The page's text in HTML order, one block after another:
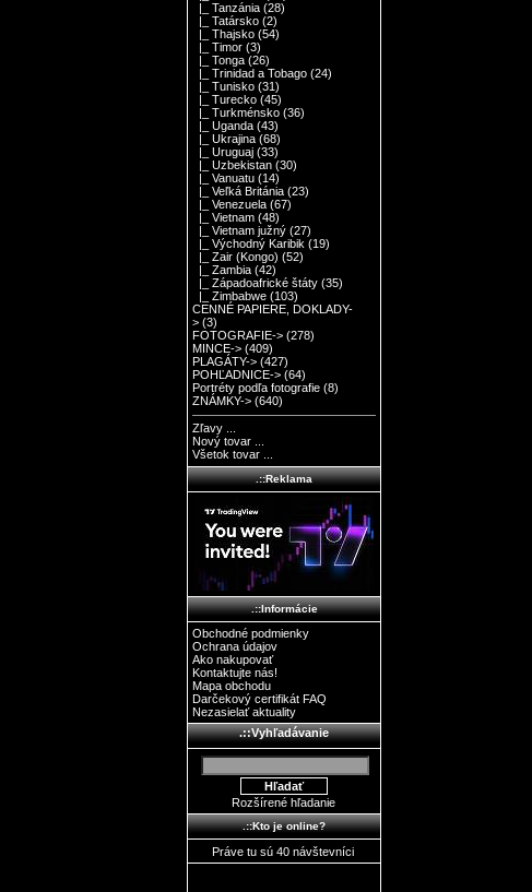
|_ Tanzánia (28)
|_ Tatársko (2)
|_ Thajsko (54)
|_ Timor (3)
|_ Tonga (26)
|_ Trinidad a Tobago (24)
|_ Tunisko (31)
|_ Turecko (45)
|_ Turkménsko (36)
|_ Uganda (43)
|_ Ukrajina (68)
|_ Uruguaj (33)
|_ Uzbekistan (30)
|_ Vanuatu (14)
|_ Veľká Británia (23)
|_ Venezuela (67)
|_ Vietnam (48)
|_ Vietnam južný (27)
|_ Východný Karibik (19)
|_ Zair (Kongo) (52)
|_ Zambia (42)
|_ Západoafrické štáty (35)
|_ Zimbabwe (103)
CENNÉ PAPIERE, DOKLADY-
> (3)
FOTOGRAFIE-> (278)
MINCE-> (409)
PLAGÁTY-> (427)
POHĽADNICE-> (64)
Portréty podľa fotografie (8)
ZNÁMKY-> (640)
Zľavy ...
Nový tovar ...
Všetok tovar ...
.::Reklama
.::Informácie
Obchodné podmienky
Ochrana údajov
Ako nakupovať
Kontaktujte nás!
Mapa obchodu
Darčekový certifikát FAQ
Nezasielať aktuality
.::Vyhľadávanie
Rozšírené hľadanie
.::Kto je online?
Práve tu sú 40 návštevníci